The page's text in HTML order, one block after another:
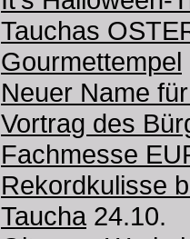
Tauchas
Gourmettempel
Neuer Name
Vortrag des
Fachmesse
Rekordkulisse
Taucha 24.10.